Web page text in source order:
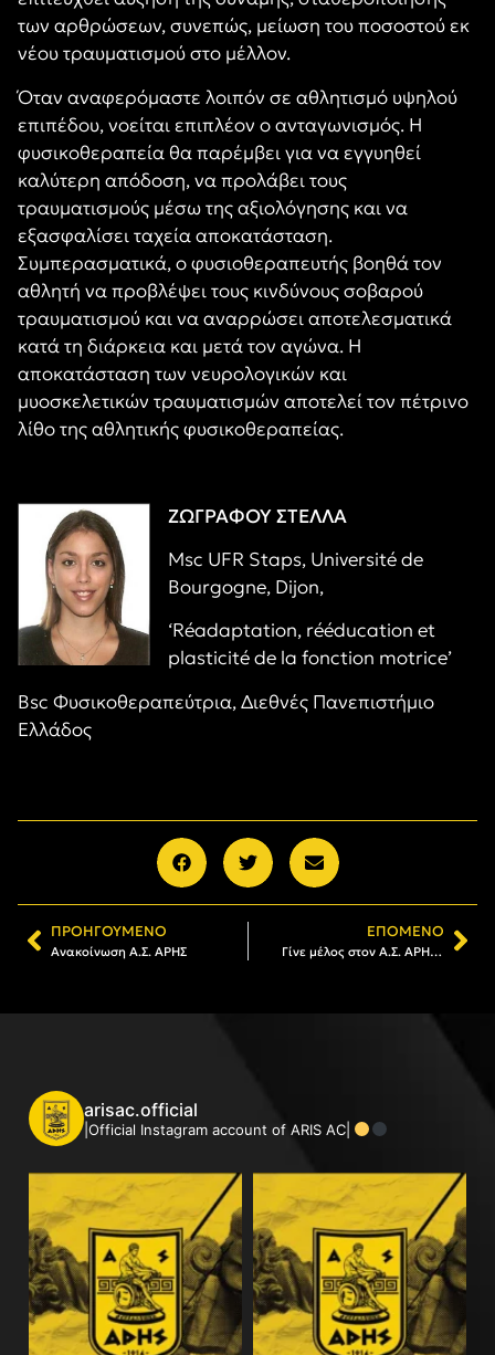
των αρθρώσεων, συνεπώς, μείωση του ποσοστού εκ
νέου τραυματισμού στο μέλλον.
Όταν αναφερόμαστε λοιπόν σε αθλητισμό υψηλού
επιπέδου, νοείται επιπλέον ο ανταγωνισμός. Η
φυσικοθεραπεία θα παρέμβει για να εγγυηθεί
καλύτερη απόδοση, να προλάβει τους
τραυματισμούς μέσω της αξιολόγησης και να
εξασφαλίσει ταχεία αποκατάσταση.
Συμπερασματικά, ο φυσιοθεραπευτής βοηθά τον
αθλητή να προβλέψει τους κινδύνους σοβαρού
τραυματισμού και να αναρρώσει αποτελεσματικά
κατά τη διάρκεια και μετά τον αγώνα. Η
αποκατάσταση των νευρολογικών και
μυοσκελετικών τραυματισμών αποτελεί τον πέτρινο
λίθο της αθλητικής φυσικοθεραπείας.
ΖΩΓΡΑΦΟΥ ΣΤΕΛΛΑ
Msc UFR Staps, Université de
Bourgogne, Dijon,
‘Réadaptation, rééducation et
plasticité de la fonction motrice’
Bsc Φυσικοθεραπεύτρια, Διεθνές Πανεπιστήμιο
Ελλάδος
ΠΡΟΗΓΟΎΜΕΝΟ
Ανακοίνωση Α.Σ. ΑΡΗΣ
ΕΠΌΜΕΝΟ
Γίνε μέλος στον Α.Σ. ΑΡΗΣ: Το πρόγραμμα εγγραφών και ανανεώσεων (21/11-26/11)
arisac.official
|Official Instagram account of ARIS AC|